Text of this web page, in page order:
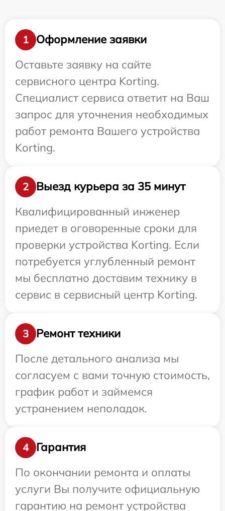
1
Оформление заявки
Оставьте заявку на сайте
сервисного центра Korting.
Специалист сервиса ответит на Ваш
запрос для уточнения необходимых
работ ремонта Вашего устройства
Korting.
2
Выезд курьера за 35 минут
Квалифицированный инженер
приедет в оговоренные сроки для
проверки устройства Korting. Если
потребуется углубленный ремонт
мы бесплатно доставим технику в
сервис в сервисный центр Korting.
3
Ремонт техники
После детального анализа мы
согласуем с вами точную стоимость,
график работ и займемся
устранением неполадок.
4
Гарантия
По окончании ремонта и оплаты
услуги Вы получите официальную
гарантию на ремонт устройства